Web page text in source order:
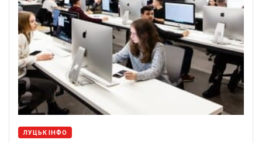
ЛУЦЬК ІНФО